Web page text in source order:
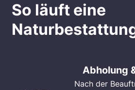
So läuft eine
Abholung
Nach der